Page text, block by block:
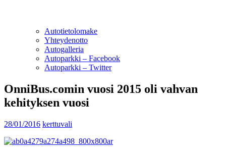
Autotietolomake
Yhteydenotto
Autogalleria
Autoparkki – Facebook
Autoparkki – Twitter
OnniBus.comin vuosi 2015 oli vahvan
kehityksen vuosi
28/01/2016 kerttuvali